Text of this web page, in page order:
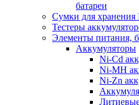
батареи
Сумки для хранения
Тестеры
Элементы питания,
Аккумуляторы
Ni-Cd
Ni-MH
Ni-Zn